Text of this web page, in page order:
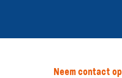
Neem contact op